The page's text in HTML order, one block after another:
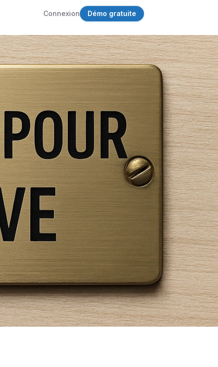
Connexion Démo gratuite